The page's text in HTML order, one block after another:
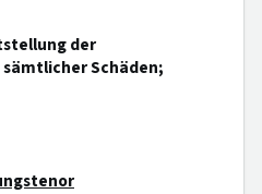
der
Schäden;